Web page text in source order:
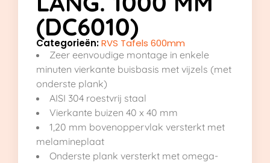
(DC6010)
Categorieën:RVS Tafels 600mm
Zeer eenvoudige montage in enkele
minuten vierkante buisbasis met vijzels (met
onderste plank)
AISI 304 roestvrij staal
Vierkante buizen 40 x 40 mm
1,20 mm bovenoppervlak versterkt met
melamineplaat
Onderste plank versterkt met omega-